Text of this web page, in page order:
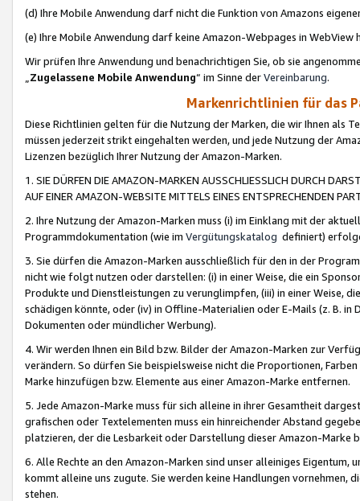
(d) Ihre Mobile Anwendung darf nicht die Funktion von Amazons
(e) Ihre Mobile Anwendung darf keine Amazon-Webpages in WebView
Wir prüfen Ihre Anwendung und benachrichtigen Sie, ob sie
„Zugelassene Mobile Anwendung“ im Sinne derVereinbarung.
Markenrichtlinien für das
Diese Richtlinien gelten für die Nutzung der Marken, die wir Ihnen als
müssen jederzeit strikt eingehalten werden, und jede Nutzung der
Lizenzen bezüglich Ihrer Nutzung der Amazon-Marken.
1. SIE DÜRFEN DIE AMAZON-MARKEN AUSSCHLIESSLICH DURCH
AUF EINER AMAZON-WEBSITE MITTELS EINES ENTSPRECHENDEN
2. Ihre Nutzung der Amazon-Marken muss (i) im Einklang mit der
Programmdokumentation (wie im Vergütungskatalog definiert)
3. Sie dürfen die Amazon-Marken ausschließlich für den in der
nicht wie folgt nutzen oder darstellen: (i) in einer Weise, die ein
Produkte und Dienstleistungen zu verunglimpfen, (iii) in einer Weise,
schädigen könnte, oder (iv) in Offline-Materialien oder E-Mails (z. B. in
Dokumenten oder mündlicher Werbung).
4. Wir werden Ihnen ein Bild bzw. Bilder der Amazon-Marken zur
verändern. So dürfen Sie beispielsweise nicht die Proportionen,
Marke hinzufügen bzw. Elemente aus einer Amazon-Marke entfernen.
5. Jede Amazon-Marke muss für sich alleine in ihrer Gesamtheit
grafischen oder Textelementen muss ein hinreichender Abstand
platzieren, der die Lesbarkeit oder Darstellung dieser Amazon-Marke
6. Alle Rechte an den Amazon-Marken sind unser alleiniges
kommt alleine uns zugute. Sie werden keine Handlungen vornehmen,
stehen.